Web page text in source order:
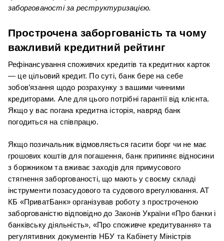
заборгованості за реструктуризацією.
Прострочена заборгованість та чому
важливий кредитний рейтинг
Рефінансування споживчих кредитів та кредитних карток
— це цільовий кредит. По суті, банк бере на себе
зобов’язання щодо розрахунку з вашими чинними
кредиторами. Але для цього потрібні гарантії від клієнта.
Якщо у вас погана кредитна історія, навряд банк
погодиться на співпрацю.
Якщо позичальник відмовляється гасити борг чи не має
грошових коштів для погашення, банк припиняє відносини
з боржником та вживає заходів для примусового
стягнення заборгованості, що мають у своєму складі
інструменти позасудового та судового врегулювання. АТ
КБ «ПриватБанк» організував роботу з простроченою
заборгованістю відповідно до Законів України «Про банки і
банківську діяльність», «Про споживче кредитування» та
регулятивних документів НБУ та Кабінету Міністрів